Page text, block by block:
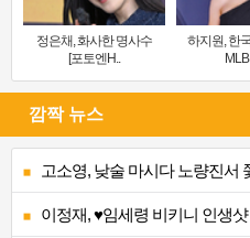
정은채, 화사한 명사수
[포토엔H..
하지원, 한국 배우 최초
깜짝 뉴스
고소영, 낮술 마시다 노량진서
이정재, ♥임세령 비키니 인생